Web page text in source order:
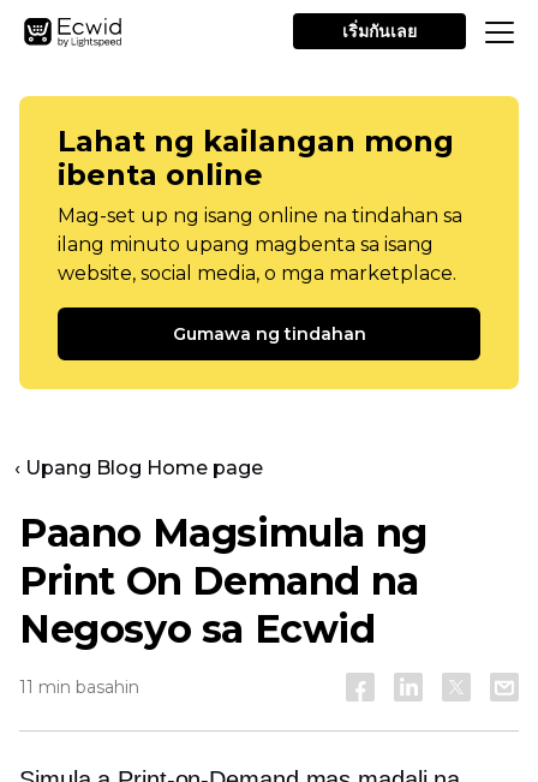
เริ่มกันเลย
Lahat ng kailangan mong
ibenta online
Mag-set up ng isang online na tindahan sa
ilang minuto upang magbenta sa isang
website, social media, o mga marketplace.
Gumawa ng tindahan
‹ Upang Blog Home page
Paano Magsimula ng
Print On Demand na
Negosyo sa Ecwid
11 min basahin